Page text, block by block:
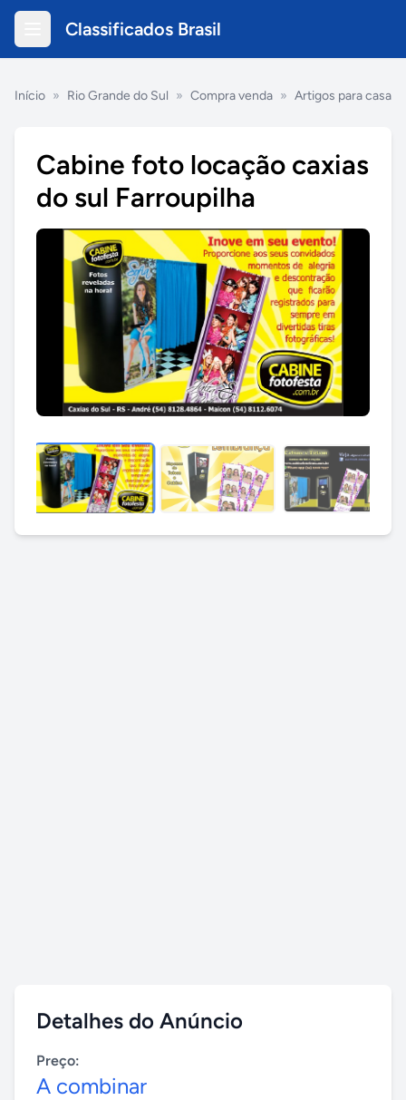
Classificados Brasil
Início » Rio Grande do Sul » Compra venda » Artigos para casa
Cabine foto locação caxias
do sul Farroupilha
Detalhes do Anúncio
Preço:
A combinar